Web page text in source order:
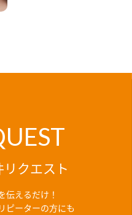
クエスト
伝えるだけ！
ピーターの方にも